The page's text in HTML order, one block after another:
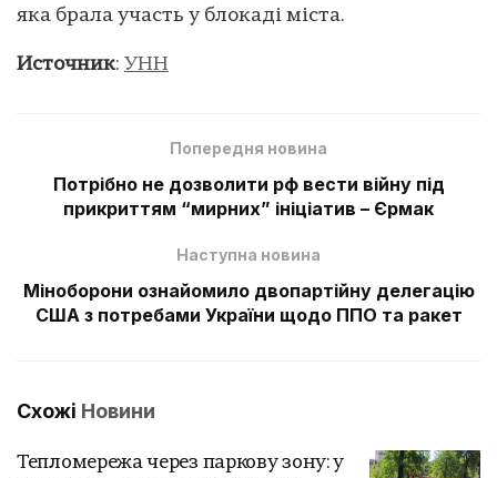
яка брала участь у блокаді міста.
Источник: УНН
Попередня новина
Потрібно не дозволити рф вести війну під
прикриттям “мирних” ініціатив – Єрмак
Наступна новина
Міноборони ознайомило двопартійну делегацію
США з потребами України щодо ППО та ракет
Схожі Новини
Тепломережа через паркову зону: у